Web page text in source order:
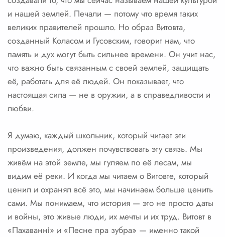
и нашей землей. Печали — потому что время таких
великих правителей прошло. Но образ Витовта,
созданный Коласом и Гусовским, говорит нам, что
память и дух могут быть сильнее времени. Он учит нас,
что важно быть связанным с своей землей, защищать
её, работать для её людей. Он показывает, что
настоящая сила — не в оружии, а в справедливости и
любви.
Я думаю, каждый школьник, который читает эти
произведения, должен почувствовать эту связь. Мы
живём на этой земле, мы гуляем по её лесам, мы
видим её реки. И когда мы читаем о Витовте, который
ценил и охранял всё это, мы начинаем больше ценить
сами. Мы понимаем, что история — это не просто даты
и войны, это живые люди, их мечты и их труд. Витовт в
«Пахаванні» и «Песне пра зубра» — именно такой